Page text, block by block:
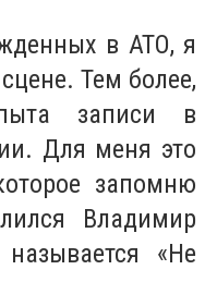
в АТО, я
Тем более,
записи в
Для меня это
запомню
Владимир
«Не